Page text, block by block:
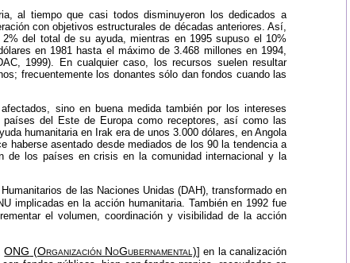
al tiempo que casi todos disminuyeron los dedicados a
con objetivos estructurales de décadas anteriores. Así,
del total de su ayuda, mientras en 1995 supuso el 10%
en 1981 hasta el máximo de 3.468 millones en 1994,
1999). En cualquier caso, los recursos suelen resultar
frecuentemente los donantes sólo dan fondos cuando las
sino en buena medida también por los intereses
del Este de Europa como receptores, así como las
humanitaria en Irak era de unos 3.000 dólares, en Angola
haberse asentado desde mediados de los 90 la tendencia a
de los países en crisis en la comunidad internacional y la
de las Naciones Unidas (DAH), transformado en
implicadas en la acción humanitaria. También en 1992 fue
el volumen, coordinación y visibilidad de la acción
ONG (Organización NoGubernamental)] en la canalización